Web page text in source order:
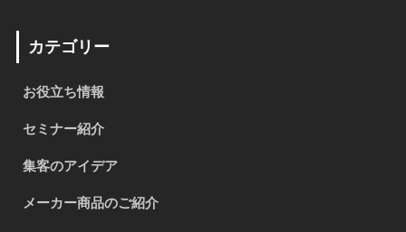
カテゴリー
お役立ち情報
セミナー紹介
集客のアイデア
メーカー商品のご紹介